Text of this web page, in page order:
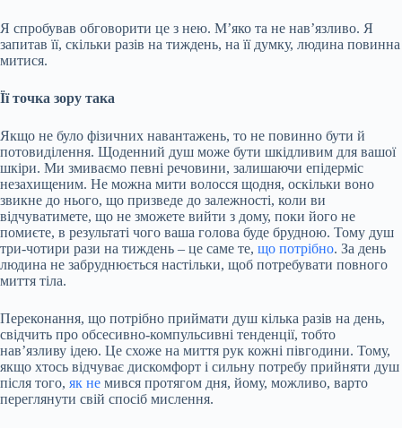
Я спробував обговорити це з нею. М’яко та не нав’язливо. Я
запитав її, скільки разів на тиждень, на її думку, людина повинна
митися.
Її точка зору така
Якщо не було фізичних навантажень, то не повинно бути й
потовиділення. Щоденний душ може бути шкідливим для вашої
шкіри. Ми змиваємо певні речовини, залишаючи епідерміс
незахищеним. Не можна мити волосся щодня, оскільки воно
звикне до нього, що призведе до залежності, коли ви
відчуватимете, що не зможете вийти з дому, поки його не
помиєте, в результаті чого ваша голова буде брудною. Тому душ
три-чотири рази на тиждень – це саме те, що потрібно. За день
людина не забруднюється настільки, щоб потребувати повного
миття тіла.
Переконання, що потрібно приймати душ кілька разів на день,
свідчить про обсесивно-компульсивні тенденції, тобто
нав’язливу ідею. Це схоже на миття рук кожні півгодини. Тому,
якщо хтось відчуває дискомфорт і сильну потребу прийняти душ
після того, як не мився протягом дня, йому, можливо, варто
переглянути свій спосіб мислення.